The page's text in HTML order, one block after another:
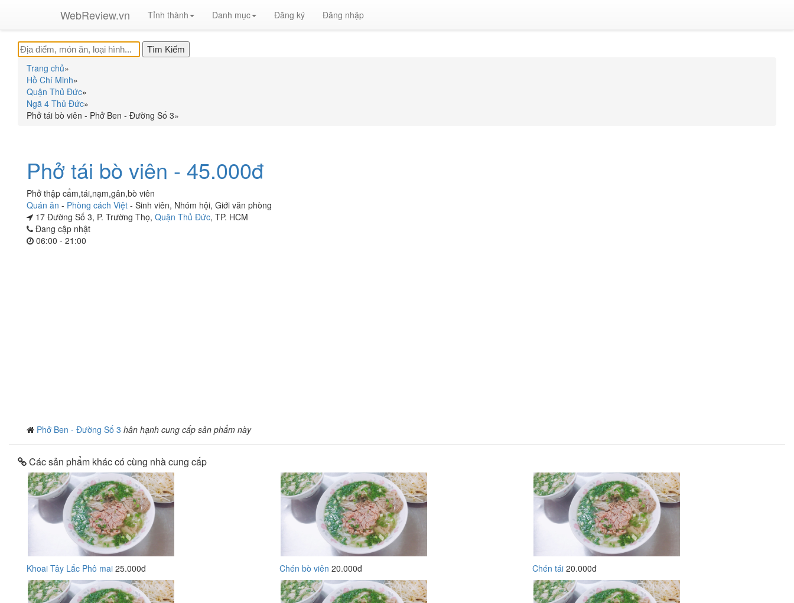
WebReview.vn Tỉnh thành Danh mục Đăng ký Đăng nhập
Trang chủ»
Hồ Chí Minh»
Quận Thủ Đức»
Ngã 4 Thủ Đức»
Phở tái bò viên - Phở Ben - Đường Số 3»
Phở tái bò viên - 45.000đ
Phở thập cẩm,tái,nạm,gân,bò viên
Quán ăn - Phòng cách Việt - Sinh viên, Nhóm hội, Giới văn phòng
17 Đường Số 3, P. Trường Thọ, Quận Thủ Đức, TP. HCM
Đang cập nhật
06:00 - 21:00
Phở Ben - Đường Số 3 hân hạnh cung cấp sản phẩm này
Các sản phẩm khác có cùng nhà cung cấp
Khoai Tây Lắc Phô mai 25.000đ Chén bò viên 20.000đ Chén tái 20.000đ